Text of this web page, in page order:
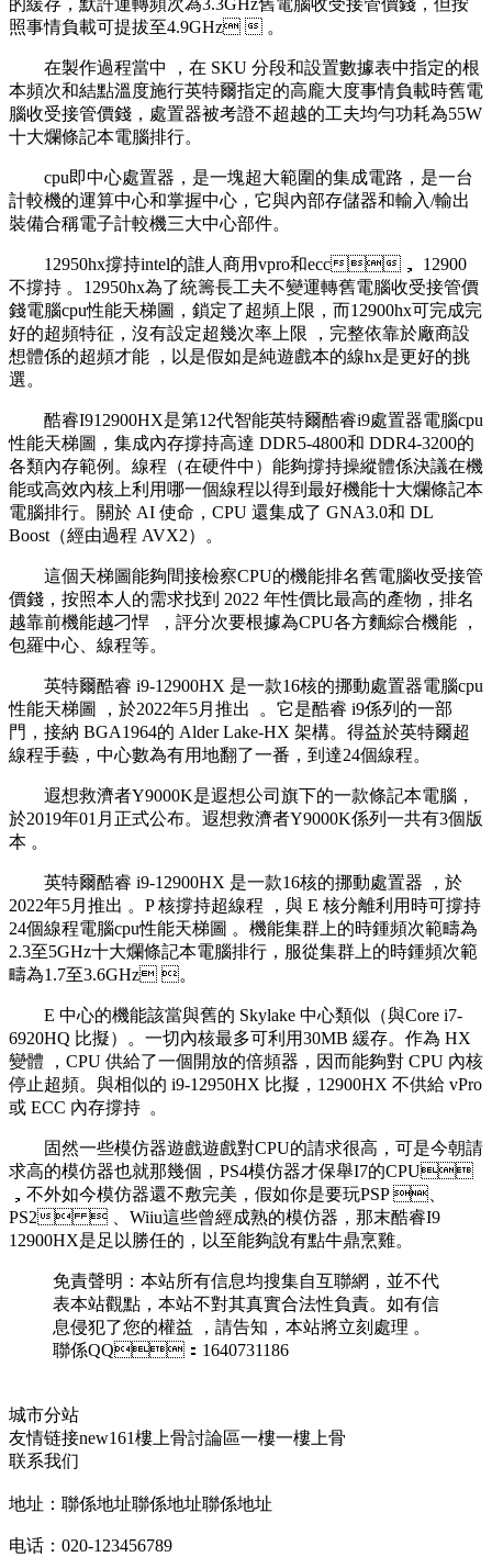
的緩存，默許運轉頻次為3.3GHz舊電腦收受接管價錢，但按
照事情負載可提拔至4.9GHz  。
在製作過程當中 ，在 SKU 分段和設置數據表中指定的根
本頻次和結點溫度施行英特爾指定的高龐大度事情負載時舊電
腦收受接管價錢，處置器被考證不超越的工夫均勻功耗為55W
十大爛條記本電腦排行。
cpu即中心處置器 ，是一塊超大範圍的集成電路，是一台
計較機的運算中心和掌握中心，它與內部存儲器和輸入/輸出
裝備合稱電子計較機三大中心部件。
12950hx撐持intel的誰人商用vpro和ecc， 12900
不撐持 。12950hx為了統籌長工夫不變運轉舊電腦收受接管價
錢電腦cpu性能天梯圖，鎖定了超頻上限 ，而12900hx可完成完
好的超頻特征，沒有設定超幾次率上限  ，完整依靠於廠商設
想體係的超頻才能 ，以是假如是純遊戲本的線hx是更好的挑
選。
酷睿I912900HX是第12代智能英特爾酷睿i9處置器電腦cpu
性能天梯圖 ，集成內存撐持高達 DDR5-4800和 DDR4-3200的
各類內存範例 。線程（在硬件中）能夠撐持操縱體係決議在機
能或高效內核上利用哪一個線程以得到最好機能十大爛條記本
電腦排行 。關於 AI 使命，CPU 還集成了 GNA3.0和 DL
Boost（經由過程 AVX2）。
這個天梯圖能夠間接檢察CPU的機能排名舊電腦收受接管
價錢 ，按照本人的需求找到 2022 年性價比最高的產物，排名
越靠前機能越刁悍  ，評分次要根據為CPU各方麵綜合機能 ，
包羅中心、線程等。
英特爾酷睿 i9-12900HX 是一款16核的挪動處置器電腦cpu
性能天梯圖 ，於2022年5月推出  。它是酷睿 i9係列的一部
門 ，接納 BGA1964的 Alder Lake-HX 架構。得益於英特爾超
線程手藝 ，中心數為有用地翻了一番，到達24個線程 。
遐想救濟者Y9000K是遐想公司旗下的一款條記本電腦 ，
於2019年01月正式公布 。遐想救濟者Y9000K係列一共有3個版
本 。
英特爾酷睿 i9-12900HX 是一款16核的挪動處置器 ，於
2022年5月推出  。P 核撐持超線程 ，與 E 核分離利用時可撐持
24個線程電腦cpu性能天梯圖 。機能集群上的時鍾頻次範疇為
2.3至5GHz十大爛條記本電腦排行，服從集群上的時鍾頻次範
疇為1.7至3.6GHz 。
E 中心的機能該當與舊的 Skylake 中心類似（與Core i7-
6920HQ 比擬）。一切內核最多可利用30MB 緩存。作為 HX
變體 ，CPU 供給了一個開放的倍頻器，因而能夠對 CPU 內核
停止超頻。與相似的 i9-12950HX 比擬，12900HX 不供給 vPro
或 ECC 內存撐持  。
固然一些模仿器遊戲遊戲對CPU的請求很高，可是今朝請
求高的模仿器也就那幾個，PS4模仿器才保舉I7的CPU
，不外如今模仿器還不敷完美 ，假如你是要玩PSP 、
PS2  、Wiiu這些曾經成熟的模仿器，那末酷睿I9
12900HX是足以勝任的，以至能夠說有點牛鼎烹雞 。
免責聲明 ：本站所有信息均搜集自互聯網，並不代
表本站觀點，本站不對其真實合法性負責。如有信
息侵犯了您的權益 ，請告知 ，本站將立刻處理 。
聯係QQ：1640731186
城市分站
友情链接new161樓上骨討論區一樓一樓上骨
联系我们
地址：聯係地址聯係地址聯係地址
电话：020-123456789